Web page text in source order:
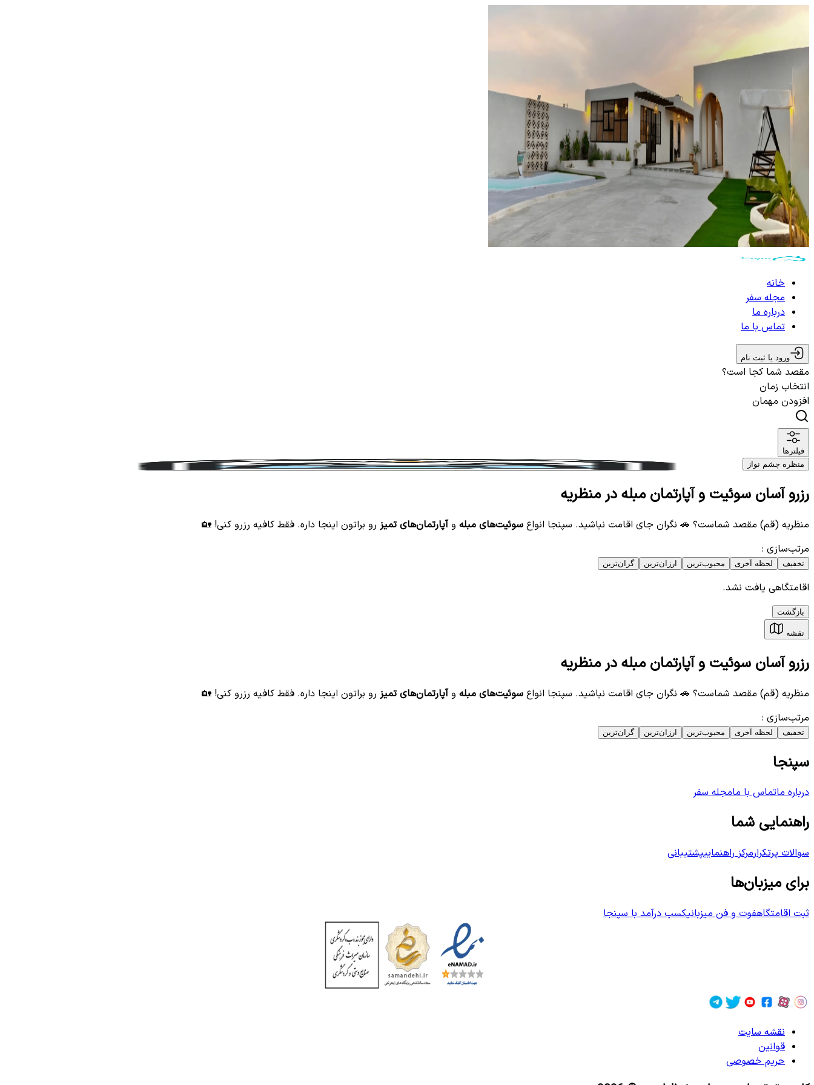
خانه
مجله سفر
درباره ما
تماس با ما
ورود یا ثبت نام
مقصد شما کجا است؟
انتخاب زمان
افزودن مهمان
فیلترها
منظره چشم نواز
رزرو آسان سوئیت و آپارتمان مبله در منظریه
منظریه (قم) مقصد شماست؟ 🚗 نگران جای اقامت نباشید. سپنجا انواع سوئیت‌های مبله وآپارتمان‌های تمیز رو براتون اینجا داره. فقط کافیه رزرو کنی! 🏡
مرتب‌سازی :
تخفیف لحظه آخری محبوب‌ترین ارزان‌ترین گران‌ترین
اقامتگاهی یافت نشد.
بازگشت
نقشه
رزرو آسان سوئیت و آپارتمان مبله در منظریه
منظریه (قم) مقصد شماست؟ 🚗 نگران جای اقامت نباشید. سپنجا انواع سوئیت‌های مبله وآپارتمان‌های تمیز رو براتون اینجا داره. فقط کافیه رزرو کنی! 🏡
مرتب‌سازی :
تخفیف لحظه آخری محبوب‌ترین ارزان‌ترین گران‌ترین
سپنجا
درباره ماتماس با مامجله سفر
راهنمایی شما
سوالات پرتکرارمرکز راهنماییپشتیبانی
برای میزبان‌ها
ثبت اقامتگاهفوت و فن میزبانیکسب درآمد با سپنجا
نقشه سایت
قوانین
حریم خصوصی